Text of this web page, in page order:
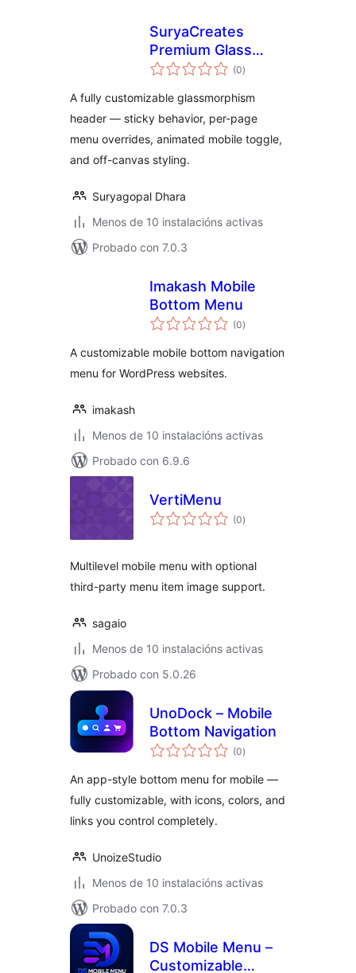
SuryaCreates
Premium Glass
Header
(0valoracións
totais
)
A fully customizable glassmorphism
header — sticky behavior, per-page
menu overrides, animated mobile toggle,
and off-canvas styling.
Suryagopal Dhara
Menos de 10 instalacións activas
Probado con 7.0.3
Imakash Mobile
Bottom Menu
(0valoracións
totais
)
A customizable mobile bottom navigation
menu for WordPress websites.
imakash
Menos de 10 instalacións activas
Probado con 6.9.6
VertiMenu
(0valoracións
totais
)
Multilevel mobile menu with optional
third-party menu item image support.
sagaio
Menos de 10 instalacións activas
Probado con 5.0.26
UnoDock – Mobile
Bottom Navigation
(0valoracións
totais
)
An app-style bottom menu for mobile —
fully customizable, with icons, colors, and
links you control completely.
UnoizeStudio
Menos de 10 instalacións activas
Probado con 7.0.3
DS Mobile Menu –
Customizable